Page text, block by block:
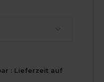
: Lieferzeit auf